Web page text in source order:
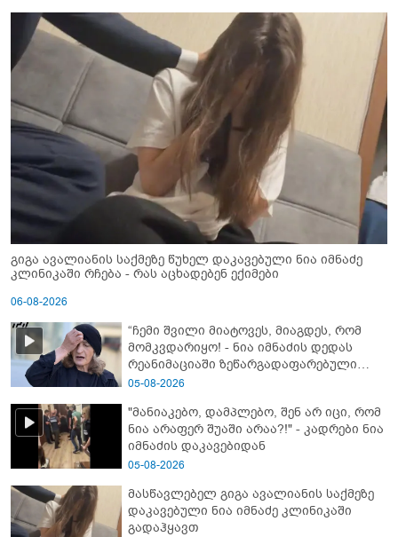
გიგა ავალიანის საქმეზე წუხელ დაკავებული ნია იმნაძე
კლინიკაში რჩება - რას აცხადებენ ექიმები
06-08-2026
“ჩემი შვილი მიატოვეს, მიაგდეს, რომ
მომკვდარიყო! - ნია იმნაძის დედას
რეანიმაციაში ზეწარგადაფარებული
შვილი არ უნახავს” - გიგა ავალიანის
05-08-2026
"მანიაკებო, დამპლებო, შენ არ იცი, რომ
ნია არაფერ შუაში არაა?!" - კადრები ნია
იმნაძის დაკავებიდან
05-08-2026
მასწავლებელ გიგა ავალიანის საქმეზე
დაკავებული ნია იმნაძე კლინიკაში
გადაჰყავთ